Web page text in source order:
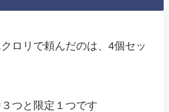
ロリで頼んだのは、4個セッ
つと限定１つです